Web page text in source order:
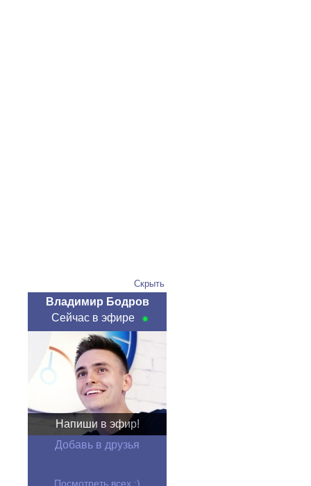
Скрыть
Владимир Бодров
Сейчас в эфире
Напиши в эфир!
Добавь в друзья
Посмотреть всех :)